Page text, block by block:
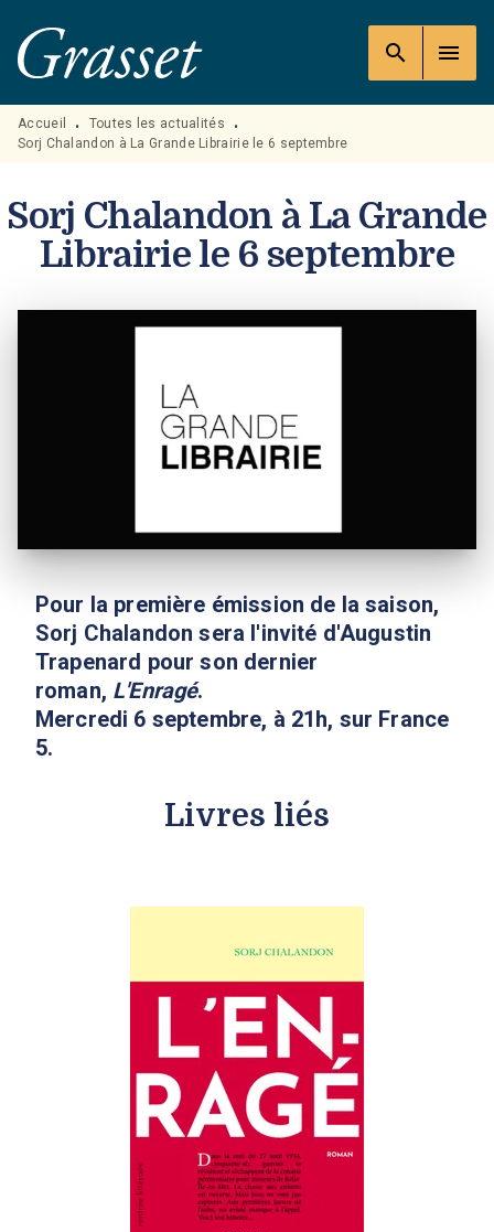
MENU RECHERCHE
PIED DE PAGE
search menu
Accueil • Toutes les actualités
•
Sorj Chalandon à La Grande Librairie le 6 septembre
Sorj Chalandon à La Grande
Librairie le 6 septembre
Pour la première émission de la saison,
Sorj Chalandon sera l'invité d'Augustin
Trapenard pour son dernier
roman, L'Enragé.
Mercredi 6 septembre, à 21h, sur France
5.
Livres liés